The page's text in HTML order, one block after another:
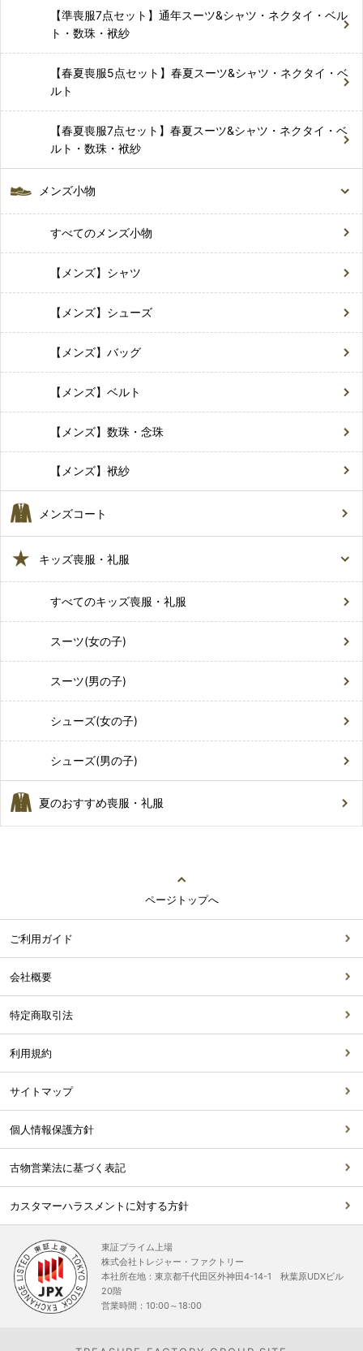
【準喪服7点セット】通年スーツ&シャツ・ネクタイ・ベル
ト・数珠・袱紗
【春夏喪服5点セット】春夏スーツ&シャツ・ネクタイ・ベ
ルト
【春夏喪服7点セット】春夏スーツ&シャツ・ネクタイ・ベ
ルト・数珠・袱紗
メンズ小物
すべてのメンズ小物
【メンズ】シャツ
【メンズ】シューズ
【メンズ】バッグ
【メンズ】ベルト
【メンズ】数珠・念珠
【メンズ】袱紗
メンズコート
キッズ喪服・礼服
すべてのキッズ喪服・礼服
スーツ(女の子)
スーツ(男の子)
シューズ(女の子)
シューズ(男の子)
夏のおすすめ喪服・礼服
ページトップへ
ご利用ガイド
会社概要
特定商取引法
利用規約
サイトマップ
個人情報保護方針
古物営業法に基づく表記
カスタマーハラスメントに対する方針
東証プライム上場
株式会社トレジャー・ファクトリー
本社所在地：東京都千代田区外神田4-14-1 秋葉原UDXビル
20階
営業時間：10:00～18:00